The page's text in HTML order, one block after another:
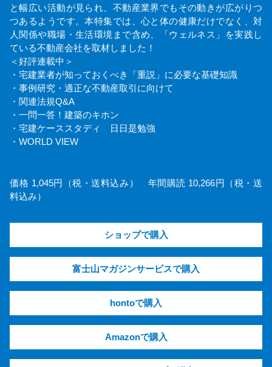
と幅広い活動が見られ、不動産業界でもその動きが広がりつ
つあるようです。本特集では、心と体の健康だけでなく、対
人関係や職場・生活環境まで含め、「ウェルネス」を実践し
ている不動産会社を取材しました！
＜好評連載中＞
・宅建業者が知っておくべき「重説」に必要な基礎知識
・事例研究・適正な不動産取引に向けて
・関連法規Q&A
・一問一答！建築のキホン
・宅建ケーススタディ 日日是勉強
・WORLD VIEW
価格 1,045円（税・送料込み） 年間購読 10,266円（税・送
料込み）
ショップで購入
富士山マガジンサービスで購入
hontoで購入
Amazonで購入